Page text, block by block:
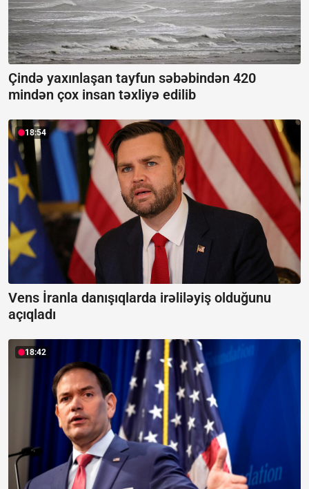
Çində yaxınlaşan tayfun səbəbindən 420
mindən çox insan təxliyə edilib
18:54
Vens İranla danışıqlarda irəliləyiş olduğunu
açıqladı
18:42